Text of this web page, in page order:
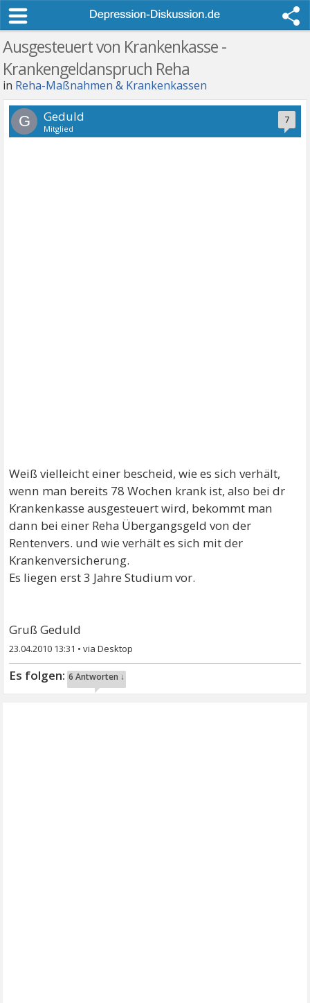
Ausgesteuert von Krankenkasse -
Krankengeldanspruch Reha
in Reha-Maßnahmen & Krankenkassen
7
G Geduld
Mitglied
Weiß vielleicht einer bescheid, wie es sich verhält,
wenn man bereits 78 Wochen krank ist, also bei dr
Krankenkasse ausgesteuert wird, bekommt man
dann bei einer Reha Übergangsgeld von der
Rentenvers. und wie verhält es sich mit der
Krankenversicherung.
Es liegen erst 3 Jahre Studium vor.
Gruß Geduld
23.04.2010 13:31 •
6 Antworten ↓